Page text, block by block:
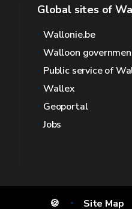
Global sites of
Wallonie.be
Walloon
Public service of
Wallex
Geoportal
Jobs
🍪 Site Map